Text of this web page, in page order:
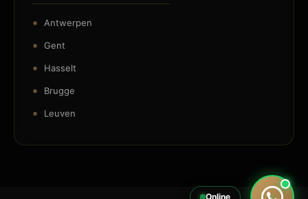
Antwerpen
Gent
Hasselt
Brugge
Leuven
Online